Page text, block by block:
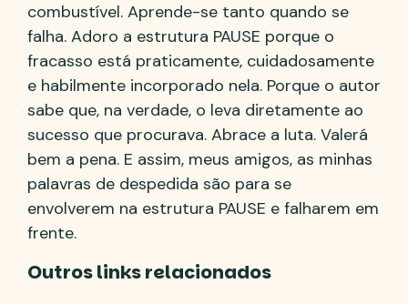
combustível. Aprende-se tanto quando se
falha. Adoro a estrutura PAUSE porque o
fracasso está praticamente, cuidadosamente
e habilmente incorporado nela. Porque o autor
sabe que, na verdade, o leva diretamente ao
sucesso que procurava. Abrace a luta. Valerá
bem a pena. E assim, meus amigos, as minhas
palavras de despedida são para se
envolverem na estrutura PAUSE e falharem em
frente.
Outros links relacionados